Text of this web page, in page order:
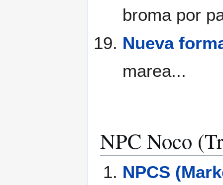
broma por
Nueva
marea...
NPC Noco
NPCS